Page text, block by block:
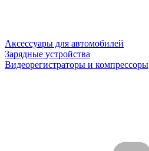
Аксессуары для автомобилей
Зарядные устройства
Видеорегистраторы и компрессоры